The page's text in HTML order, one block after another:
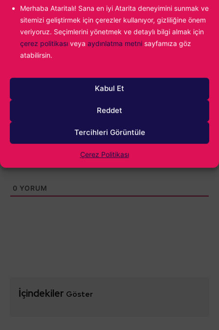
Merhaba Ataritalı! Sana en iyi Atarita deneyimini sunmak ve
sitemizi geliştirmek için çerezler kullanıyor, gizliliğine önem
veriyoruz. Seçimlerini yönetmek ve detaylı bilgi almak için
çerez politikası veya aydınlatma metni sayfamıza göz
atabilirsin.
Kabul Et
Reddet
Tercihleri Görüntüle
Çerez Politikası
0 YORUM
İçindekiler Göster